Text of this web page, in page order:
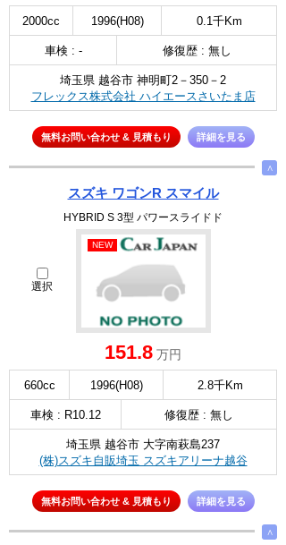
2000cc 1996(H08) 0.1千Km
車検 : - 修復歴 : 無し
埼玉県 越谷市 神明町2－350－2
フレックス株式会社 ハイエースさいたま店
無料お問い合わせ & 見積もり 詳細を見る
∧
スズキ ワゴンR スマイル
HYBRID S 3型 パワースライドド
選択
NEW
151.8 万円
660cc 1996(H08) 2.8千Km
車検 : R10.12 修復歴 : 無し
埼玉県 越谷市 大字南萩島237
(株)スズキ自販埼玉 スズキアリーナ越谷
無料お問い合わせ & 見積もり 詳細を見る
∧